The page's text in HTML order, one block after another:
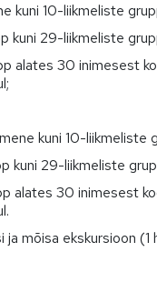
kuni 10-liikmeliste
kuni 29-liikmeliste
alates 30 inimesest
kuni 10-liikmeliste
kuni 29-liikmeliste
alates 30 inimesest
ja mõisa ekskursioon (1